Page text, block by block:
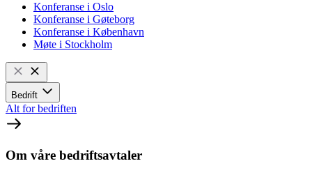
Konferanse i Oslo
Konferanse i Gøteborg
Konferanse i København
Møte i Stockholm
Bedrift
Alt for bedriften
Om våre bedriftsavtaler